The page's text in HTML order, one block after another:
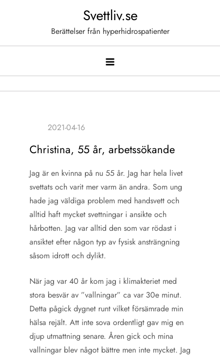
Svettliv.se
Berättelser från hyperhidrospatienter
Christina, 55 år, arbetssökande
Jag är en kvinna på nu 55 år. Jag har hela livet
svettats och varit mer varm än andra. Som ung
hade jag väldiga problem med handsvett och
alltid haft mycket svettningar i ansikte och
hårbotten. Jag var alltid den som var rödast i
ansiktet efter någon typ av fysisk ansträngning
såsom idrott och dylikt.
När jag var 40 år kom jag i klimakteriet med
stora besvär av ”vallningar” ca var 30e minut.
Detta pågick dygnet runt vilket försämrade min
hälsa rejält. Att inte sova ordentligt gav mig en
djup utmattning senare. Åren gick och mina
vallningar blev något bättre men inte mycket. Jag